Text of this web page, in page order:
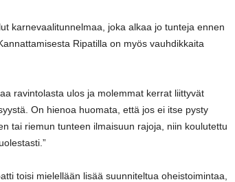
karnevaalitunnelmaa, joka alkaa jo tunteja ennen
Ripatilla on myös vauhdikkaita
ravintolasta ulos ja molemmat kerrat liittyvät
On hienoa huomata, että jos ei itse pysty
tai riemun tunteen ilmaisuun rajoja, niin koulutettu
toisi mielellään lisää suunniteltua oheistoimintaa,